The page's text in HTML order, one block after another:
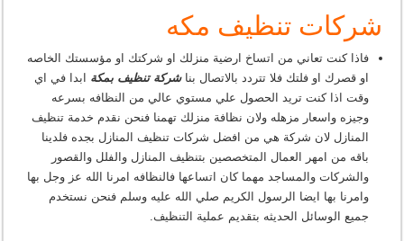
شركات تنظيف مكه
فاذا كنت تعاني من اتساخ ارضية منزلك او شركتك او مؤسستك الخاصه
او قصرك او فلتك فلا تتردد بالاتصال بناشركة تنظيف بمكة ابدا في اي
وقت اذا كنت تريد الحصول علي مستوي عالي من النظافه بسرعه
وجيزه واسعار مزهله ولان نظافة منزلك تهمنا فنحن نقدم خدمة تنظيف
المنازل لان شركة هي من افضل شركات تنظيف المنازل بجده فلدينا
باقه من امهر العمال المتخصصين بتنظيف المنازل والفلل والقصور
والشركات والمساجد مهما كان اتساعها فالنظافه امرنا الله عز وجل بها
وامرنا بها ايضا الرسول الكريم صلي الله عليه وسلم فنحن نستخدم
جميع الوسائل الحديثه بتقديم عملية التنظيف.